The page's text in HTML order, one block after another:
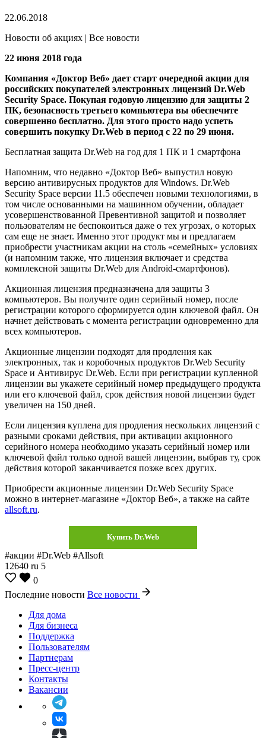
22.06.2018
Новости об акциях | Все новости
22 июня 2018 года
Компания «Доктор Веб» дает старт очередной акции для
российских покупателей электронных лицензий Dr.Web
Security Space. Покупая годовую лицензию для защиты 2
ПК, безопасность третьего компьютера вы обеспечите
совершенно бесплатно. Для этого просто надо успеть
совершить покупку Dr.Web в период с 22 по 29 июня.
Бесплатная защита Dr.Web на год для 1 ПК и 1 смартфона
Напомним, что недавно «Доктор Веб» выпустил новую
версию антивирусных продуктов для Windows. Dr.Web
Security Space версии 11.5 обеспечен новыми технологиями, в
том числе основанными на машинном обучении, обладает
усовершенствованной Превентивной защитой и позволяет
пользователям не беспокоиться даже о тех угрозах, о которых
сам еще не знает. Именно этот продукт мы и предлагаем
приобрести участникам акции на столь «семейных» условиях
(и напомним также, что лицензия включает и средства
комплексной защиты Dr.Web для Android-смартфонов).
Акционная лицензия предназначена для защиты 3
компьютеров. Вы получите один серийный номер, после
регистрации которого сформируется один ключевой файл. Он
начнет действовать с момента регистрации одновременно для
всех компьютеров.
Акционные лицензии подходят для продления как
электронных, так и коробочных продуктов Dr.Web Security
Space и Антивирус Dr.Web. Если при регистрации купленной
лицензии вы укажете серийный номер предыдущего продукта
или его ключевой файл, срок действия новой лицензии будет
увеличен на 150 дней.
Если лицензия куплена для продления нескольких лицензий с
разными сроками действия, при активации акционного
серийного номера необходимо указать серийный номер или
ключевой файл только одной вашей лицензии, выбрав ту, срок
действия которой заканчивается позже всех других.
Приобрести акционные лицензии Dr.Web Security Space
можно в интернет-магазине «Доктор Веб», а также на сайте
allsoft.ru.
Купить Dr.Web
#акции #Dr.Web #Allsoft
12640 ru 5
0
Последние новости Все новости
Для дома
Для бизнеса
Поддержка
Пользователям
Партнерам
Пресс-центр
Контакты
Вакансии